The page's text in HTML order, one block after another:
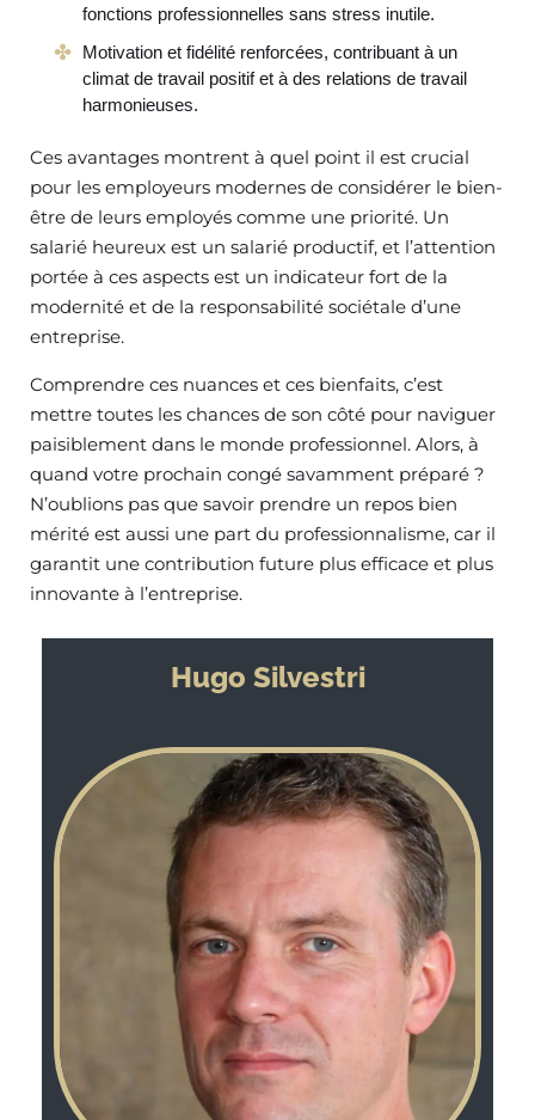
fonctions professionnelles sans stress inutile.
Motivation et fidélité renforcées, contribuant à un
climat de travail positif et à des relations de travail
harmonieuses.
Ces avantages montrent à quel point il est crucial
pour les employeurs modernes de considérer le bien-
être de leurs employés comme une priorité. Un
salarié heureux est un salarié productif, et l’attention
portée à ces aspects est un indicateur fort de la
modernité et de la responsabilité sociétale d’une
entreprise.
Comprendre ces nuances et ces bienfaits, c’est
mettre toutes les chances de son côté pour naviguer
paisiblement dans le monde professionnel. Alors, à
quand votre prochain congé savamment préparé ?
N’oublions pas que savoir prendre un repos bien
mérité est aussi une part du professionnalisme, car il
garantit une contribution future plus efficace et plus
innovante à l’entreprise.
Hugo Silvestri